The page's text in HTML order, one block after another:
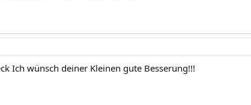
Ich wünsch deiner Kleinen gute Besserung!!!